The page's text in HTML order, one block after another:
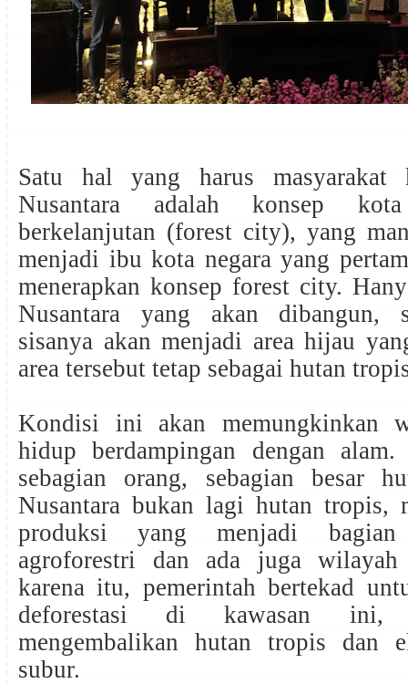
Satu hal yang harus masyarakat
Nusantara adalah konsep
berkelanjutan (forest city), yang
menjadi ibu kota negara yang
menerapkan konsep forest city.
Nusantara yang akan dibangun,
sisanya akan menjadi area hijau
area tersebut tetap sebagai hutan
Kondisi ini akan memungkinkan
hidup berdampingan dengan
sebagian orang, sebagian besar
Nusantara bukan lagi hutan tropis,
produksi yang menjadi
agroforestri dan ada juga wilayah
karena itu, pemerintah bertekad
deforestasi di kawasan ini,
mengembalikan hutan tropis dan
subur.